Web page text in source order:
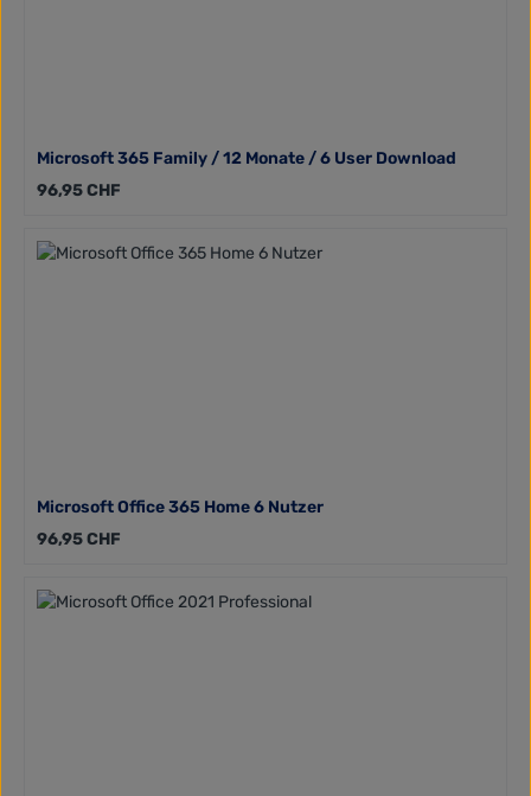
Microsoft 365 Family / 12 Monate / 6 User Download
Regulärer Preis:
96,95 CHF
Microsoft Office 365 Home 6 Nutzer
Regulärer Preis:
96,95 CHF